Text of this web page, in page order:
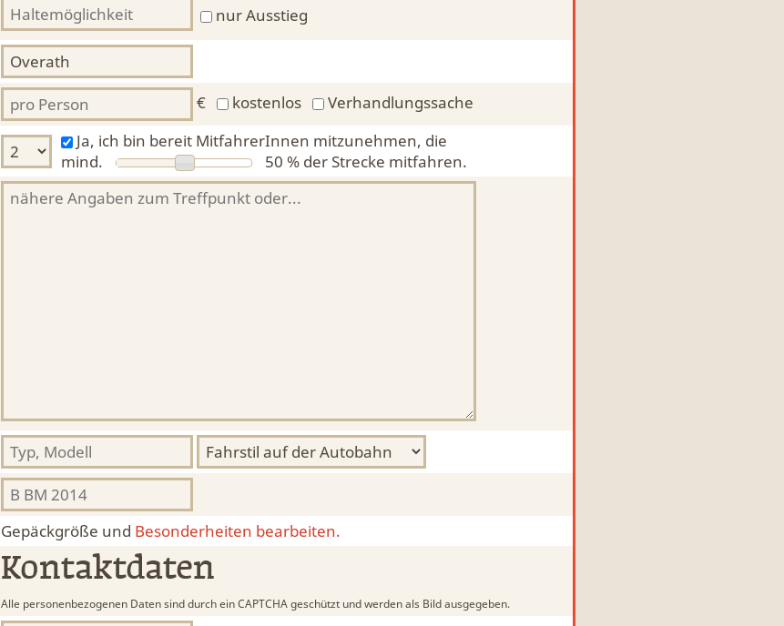
nur Ausstieg
€ kostenlos
Verhandlungssache
Ja, ich bin bereit MitfahrerInnen mitzunehmen, die
mind.
50 % der Strecke mitfahren.
Gepäckgröße und Besonderheiten bearbeiten.
Kontaktdaten
Alle personenbezogenen Daten sind durch ein CAPTCHA geschützt und werden als Bild ausgegeben.